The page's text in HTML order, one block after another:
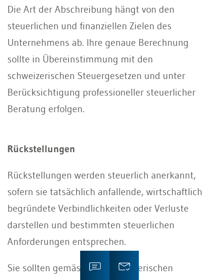
Die Art der Abschreibung hängt von den
steuerlichen und finanziellen Zielen des
Unternehmens ab. Ihre genaue Berechnung
sollte in Übereinstimmung mit den
schweizerischen Steuergesetzen und unter
Berücksichtigung professioneller steuerlicher
Beratung erfolgen.
Rückstellungen
Rückstellungen werden steuerlich anerkannt,
sofern sie tatsächlich anfallende, wirtschaftlich
begründete Verbindlichkeiten oder Verluste
darstellen und bestimmten steuerlichen
Anforderungen entsprechen.
Sie sollten gemäss den schweizerischen